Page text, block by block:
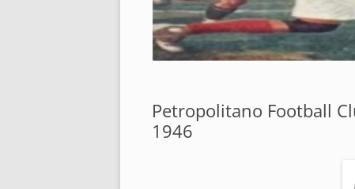
Petropolitano Football
1946